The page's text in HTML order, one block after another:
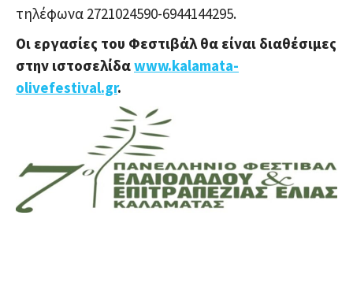
τηλέφωνα 2721024590-6944144295.
Οι εργασίες του Φεστιβάλ θα είναι διαθέσιμες
στην ιστοσελίδαwww.kalamata-
olivefestival.gr.